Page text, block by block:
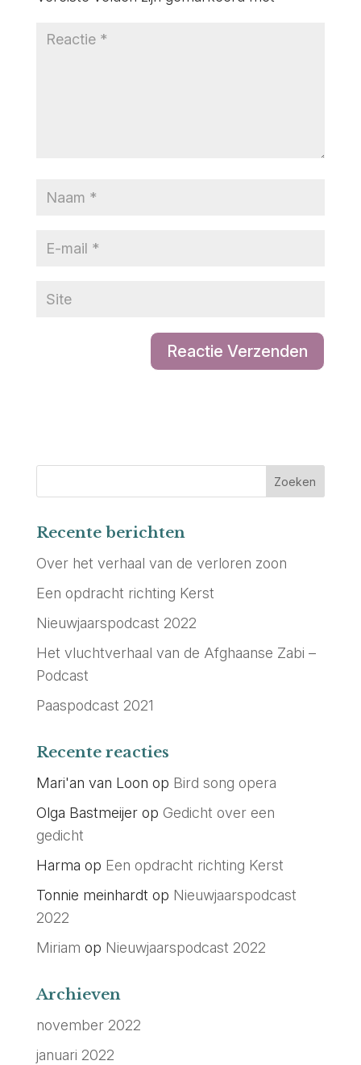
Recente berichten
Over het verhaal van de verloren zoon
Een opdracht richting Kerst
Nieuwjaarspodcast 2022
Het vluchtverhaal van de Afghaanse Zabi –
Podcast
Paaspodcast 2021
Recente reacties
Mari'an van Loon op Bird song opera
Olga Bastmeijerop Gedicht over een
gedicht
Harma op Een opdracht richting Kerst
Tonnie meinhardt op Nieuwjaarspodcast
2022
Miriam op Nieuwjaarspodcast 2022
Archieven
november 2022
januari 2022